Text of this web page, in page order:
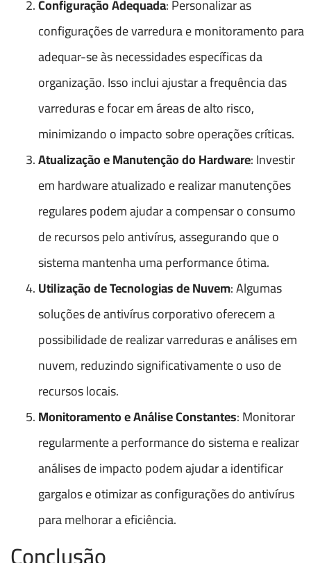
Configuração Adequada: Personalizar as
configurações de varredura e monitoramento para
adequar-se às necessidades específicas da
organização. Isso inclui ajustar a frequência das
varreduras e focar em áreas de alto risco,
minimizando o impacto sobre operações críticas.
Atualização e Manutenção do Hardware: Investir
em hardware atualizado e realizar manutenções
regulares podem ajudar a compensar o consumo
de recursos pelo antivírus, assegurando que o
sistema mantenha uma performance ótima.
Utilização de Tecnologias de Nuvem: Algumas
soluções de antivírus corporativo oferecem a
possibilidade de realizar varreduras e análises em
nuvem, reduzindo significativamente o uso de
recursos locais.
Monitoramento e Análise Constantes: Monitorar
regularmente a performance do sistema e realizar
análises de impacto podem ajudar a identificar
gargalos e otimizar as configurações do antivírus
para melhorar a eficiência.